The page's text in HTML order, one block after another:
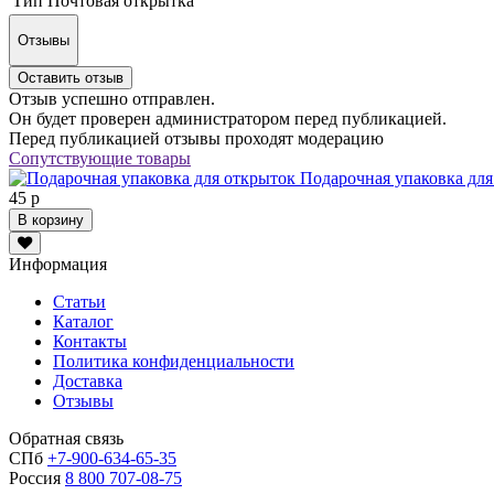
Отзывы
Оставить отзыв
Отзыв успешно отправлен.
Он будет проверен администратором перед публикацией.
Перед публикацией отзывы проходят модерацию
Сопутствующие товары
Подарочная упаковка
45 р
В корзину
Информация
Статьи
Каталог
Контакты
Политика конфиденциальности
Доставка
Отзывы
Обратная связь
СПб +7-900-634-65-35
Россия 8 800 707-08-75